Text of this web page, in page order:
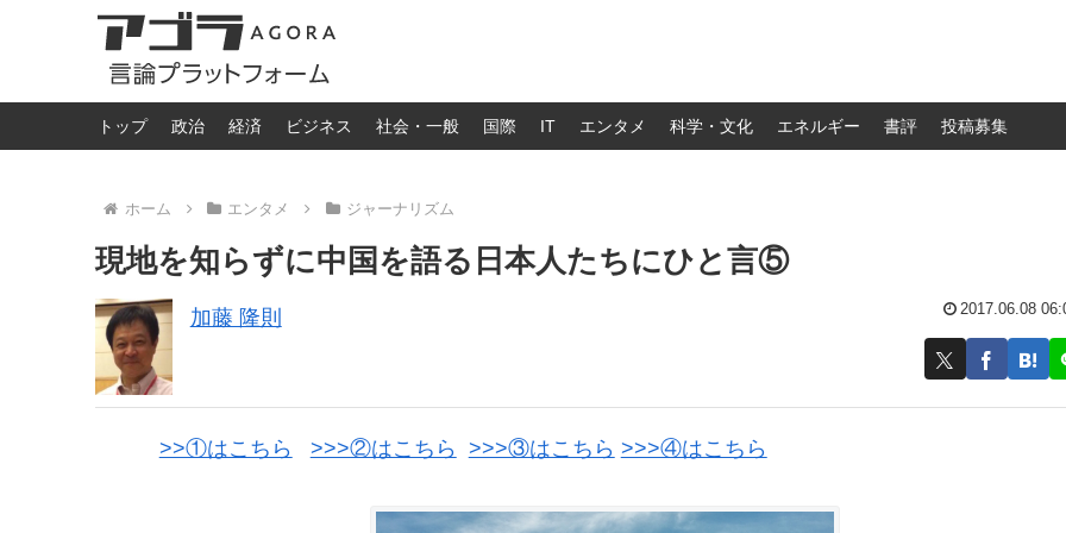
トップ 政治 経済 ビジネス 社会・一般 国際 IT エンタメ 科学・文化 エネルギー 書評 投稿募集
ホーム エンタメ ジャーナリズム
現地を知らずに中国を語る日本人たちにひと言⑤
加藤 隆則 2017.06.08
>>①はこちら >>>②はこちら >>>③はこちら >>>④はこちら